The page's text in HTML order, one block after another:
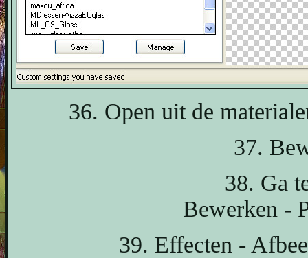
36. Open uit de
37.
38. Ga
Bewerken -
39. Effecten -